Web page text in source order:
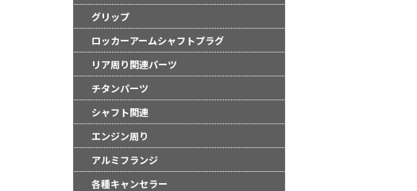
グリップ
ロッカーアームシャフトプラグ
リア周り関連パーツ
チタンパーツ
シャフト関連
エンジン周り
アルミフランジ
各種キャンセラー